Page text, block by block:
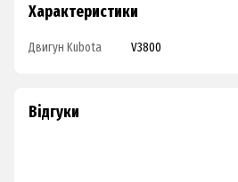
Характеристики
Двигун Kubota V3800
Відгуки